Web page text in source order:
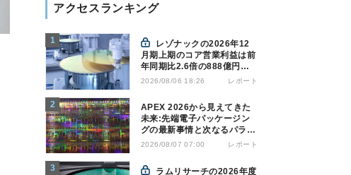
アクセスランキング
月期上期のコア営業利益は前
年同期比2.6倍の888億円、
AI向け半導体材料が好調
2026/08/06 18:26 レポート
APEX 2026から見えてきた
未来:先端電子パッケージン
グの最新事情と次なるパラダ
イムシフト
2026/08/07 07:00 レポート